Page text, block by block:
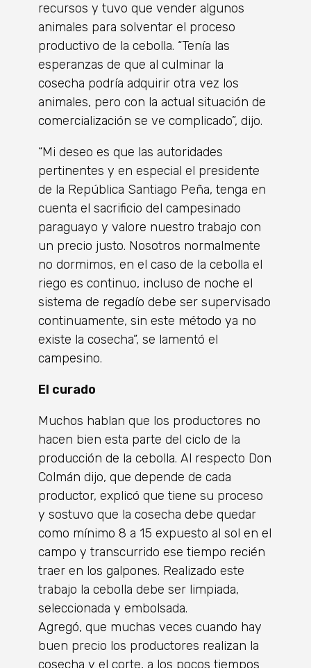
recursos y tuvo que vender algunos
animales para solventar el proceso
productivo de la cebolla. “Tenía las
esperanzas de que al culminar la
cosecha podría adquirir otra vez los
animales, pero con la actual situación de
comercialización se ve complicado”, dijo.
“Mi deseo es que las autoridades
pertinentes y en especial el presidente
de la República Santiago Peña, tenga en
cuenta el sacrificio del campesinado
paraguayo y valore nuestro trabajo con
un precio justo. Nosotros normalmente
no dormimos, en el caso de la cebolla el
riego es continuo, incluso de noche el
sistema de regadío debe ser supervisado
continuamente, sin este método ya no
existe la cosecha”, se lamentó el
campesino.
El curado
Muchos hablan que los productores no
hacen bien esta parte del ciclo de la
producción de la cebolla. Al respecto Don
Colmán dijo, que depende de cada
productor, explicó que tiene su proceso
y sostuvo que la cosecha debe quedar
como mínimo 8 a 15 expuesto al sol en el
campo y transcurrido ese tiempo recién
traer en los galpones. Realizado este
trabajo la cebolla debe ser limpiada,
seleccionada y embolsada.
Agregó, que muchas veces cuando hay
buen precio los productores realizan la
cosecha y el corte, a los pocos tiempos